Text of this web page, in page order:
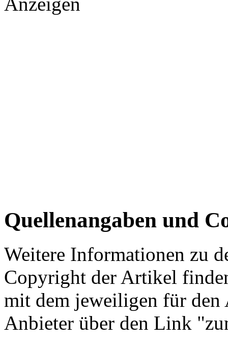
Quellenangaben und
Weitere Informationen zu
Copyright der Artikel
mit dem jeweiligen für
Anbieter über den Link